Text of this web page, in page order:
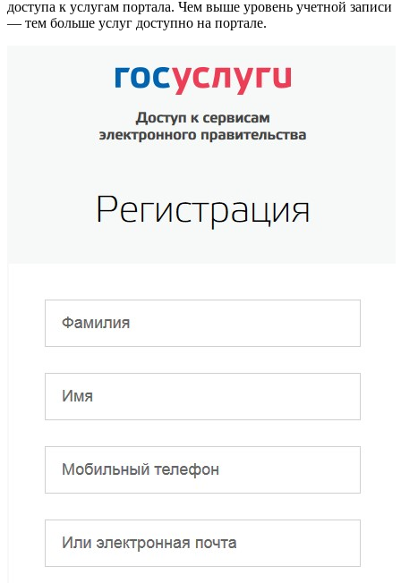
доступа к услугам портала. Чем выше уровень учетной записи
— тем больше услуг доступно на портале.